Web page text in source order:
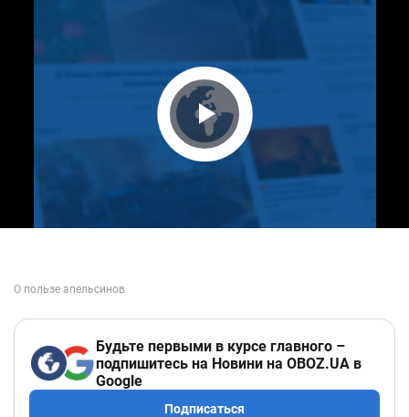
Play Video
Будьте первыми в курсе главного –
подпишитесь на Новини на OBOZ.UA в
Google
Подписаться